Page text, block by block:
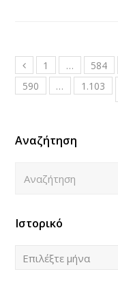
1 … 584
590
… 1.103
Αναζήτηση
Ιστορικό
Ιστορικό
Επιλέξτε μήνα